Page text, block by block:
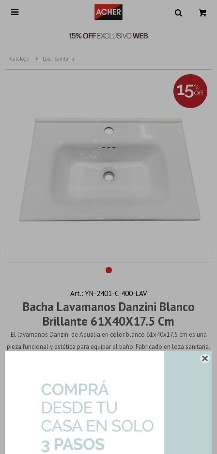


Catálogo Loza Sanitaria
Bacha Lavamanos Danzini Blanco
Brillante 61X40X17.5 Cm
YN-2401-C-400-LAV
El lavamanos Danzini de Aqualia en color blanco 61x40x17,5 cm es una
pieza funcional y estética para equipar el baño. Fabricado en loza sanitaria.
PRECIO POR UNIDAD:
Ver medios de pagos
METODOS Y COSTOS DE ENVIO